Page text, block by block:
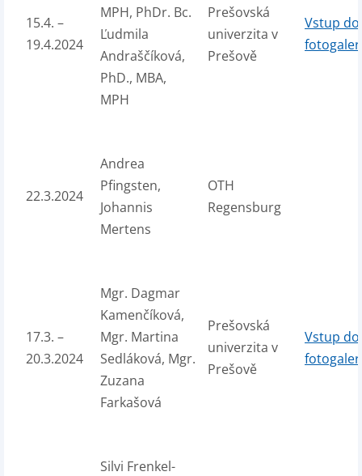
15.4. –
19.4.2024
MPH, PhDr. Bc.
Ľudmila
Andraščíková,
PhD., MBA,
MPH
Prešovská
univerzita v
Prešově
Vstup do
22.3.2024
Andrea
Pfingsten,
Johannis
Mertens
OTH
Regensburg
17.3. –
20.3.2024
Mgr. Dagmar
Kamenčíková,
Mgr. Martina
Sedláková, Mgr.
Zuzana
Farkašová
Prešovská
univerzita v
Prešově
Vstup do
Silvi Frenkel-